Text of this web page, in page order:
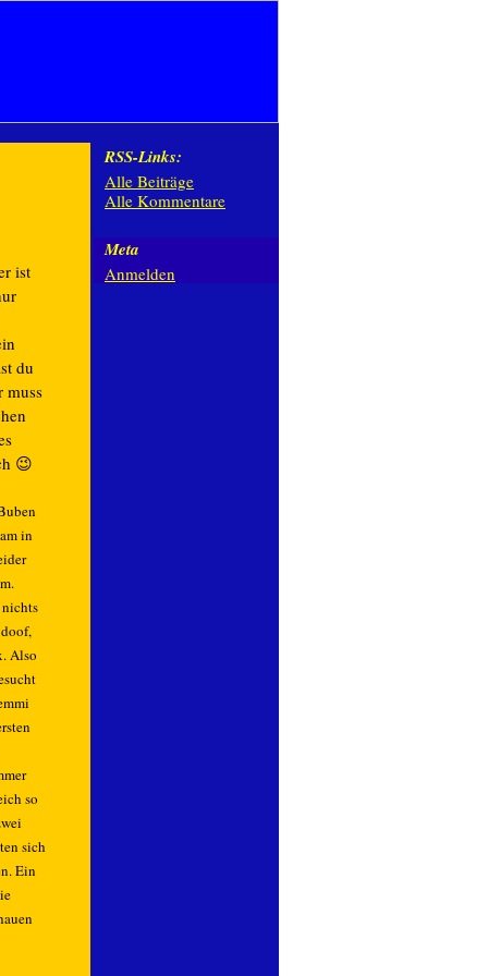
ist
du
muss
😉
in
nichts
Also
so
sich
Ein
RSS-Links:
Alle Beiträge
Alle Kommentare
Meta
Anmelden